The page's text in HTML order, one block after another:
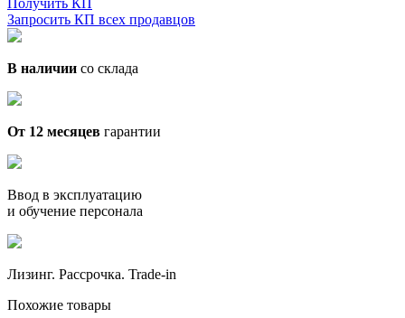
Запросить КП всех продавцов
В наличии со склада
От 12 месяцев гарантии
Ввод в эксплуатацию
и обучение персонала
Лизинг. Рассрочка. Trade-in
Похожие товары